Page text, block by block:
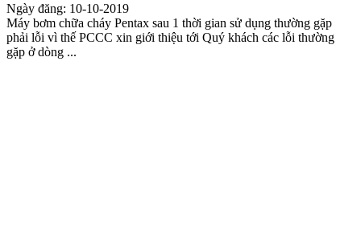
Ngày đăng: 10-10-2019
Máy bơm chữa cháy Pentax sau 1 thời gian sử dụng thường gặp
phải lỗi vì thế PCCC xin giới thiệu tới Quý khách các lỗi thường
gặp ở dòng ...